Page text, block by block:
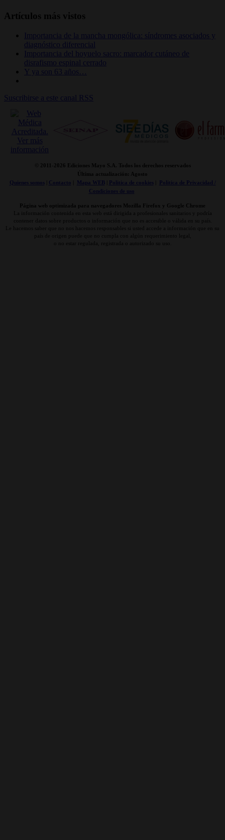
Artículos más vistos
Importancia de la mancha mongólica: síndromes asociados y
diagnóstico diferencial
Importancia del hoyuelo sacro: marcador cutáneo de
disrafismo espinal cerrado
Y ya son 63 años…
Suscribirse a este canal RSS
© 2011- 2026 Ediciones Mayo S.A. Todos los derechos reservados
Última actualización: Agosto
Quienes somos| Contacto Mapa WEB| Politica de cookies|
Politica de Privacidad /
Condiciones de uso
Página web optimizada para navegadores Mozilla Firefox y Google Chrome
La información contenida en esta web está dirigida a profesionales sanitarios y podría
contener datos sobre productos o información que no es accesible o válida en su país.
Le hacemos saber que no nos hacemos responsables si usted accede a información que en su
país de origen puede que no cumpla con algún requerimiento legal,
o no estar regulada, registrada o autorizado su uso.